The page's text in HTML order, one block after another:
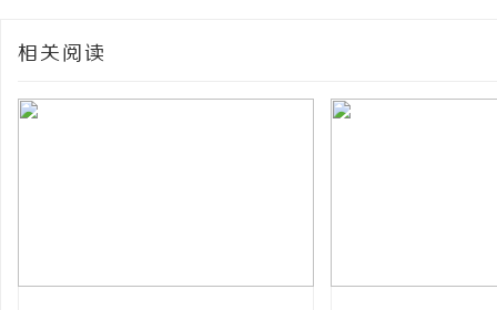
相关阅读